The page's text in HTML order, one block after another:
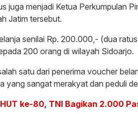
juga menjadi Ketua Perkumpulan
Jatim tersebut.
senilai Rp. 200.000,- (dua
200 orang di wilayah Sidoarjo.
satu dari penerima voucher
yang sangat merakyat dan peduli
ke-80, TNI Bagikan 2.000